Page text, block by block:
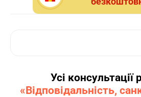
Усі консультації
«Відповідальність,